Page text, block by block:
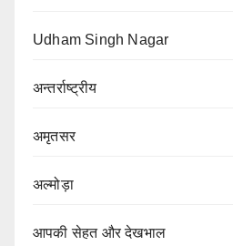
Udham Singh Nagar
अन्तर्राष्ट्रीय
अमृतसर
अल्मोड़ा
आपकी सेहत और देखभाल